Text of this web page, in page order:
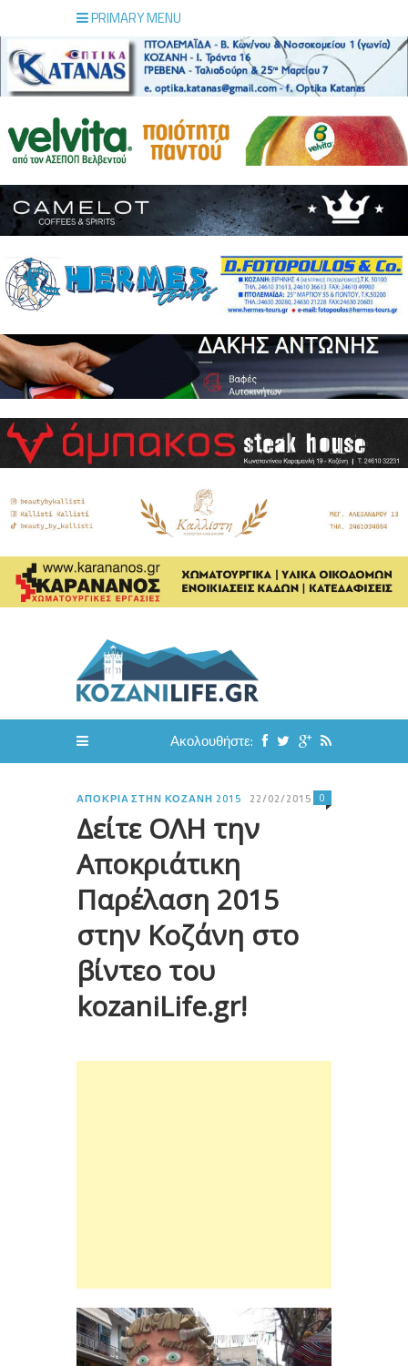
PRIMARY MENU
Ακολουθήστε:
ΑΠΟΚΡΙΆ ΣΤΗΝ ΚΟΖΆΝΗ 2015 22/02/2015
Δείτε ΟΛΗ την
Αποκριάτικη
Παρέλαση 2015
στην Κοζάνη στο
βίντεο του
kozaniLife.gr!
0